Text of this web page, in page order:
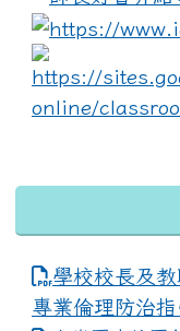
學校校長及
專業倫理防治指